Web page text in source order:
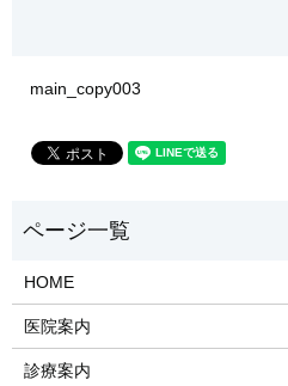
main_copy003
HOME
医院案内
診療案内